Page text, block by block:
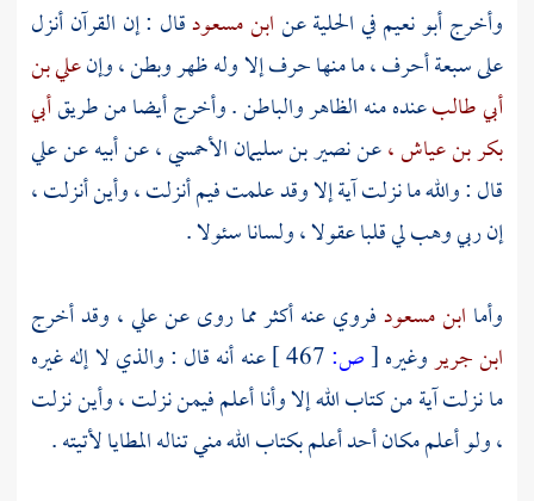
وأخرجأبو نعيمفي الحلية عنابن مسعودقال : إن القرآن أنزل
على سبعة أحرف ، ما منها حرف إلا وله ظهر وبطن ، وإنعلي بن
أبي طالبعنده منه الظاهر والباطن . وأخرج أيضا من طريقأبي
بكر بن عياش ،عننصير بن سليمان الأحمسي ،عن أبيه عنعلي
قال : والله ما نزلت آية إلا وقد علمت فيم أنزلت ، وأين أنزلت ،
إن ربي وهب لي قلبا عقولا ، ولسانا سئولا .
وأما ابن مسعودفروي عنه أكثر مما روى عنعلي ، وقد أخرج
ابن جريروغيره[ص:
عنه أنه قال : والذي لا إله غيره
ما نزلت آية من كتاب الله إلا وأنا أعلم فيمن نزلت ، وأين نزلت
، ولو أعلم مكان أحد أعلم بكتاب الله مني تناله المطايا لأتيته .